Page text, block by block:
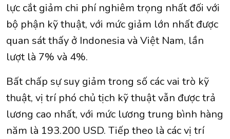
lực cắt giảm chi phí nghiêm trọng nhất đối với
bộ phận kỹ thuật, với mức giảm lớn nhất được
quan sát thấy ở Indonesia và Việt Nam, lần
lượt là 7% và 4%.
Bất chấp sự suy giảm trong số các vai trò kỹ
thuật, vị trí phó chủ tịch kỹ thuật vẫn được trả
lương cao nhất, với mức lương trung bình hàng
năm là 193.200 USD. Tiếp theo là các vị trí